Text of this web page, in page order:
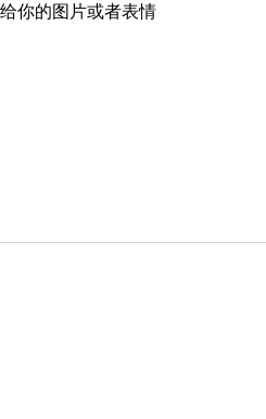
你的图片或者表情